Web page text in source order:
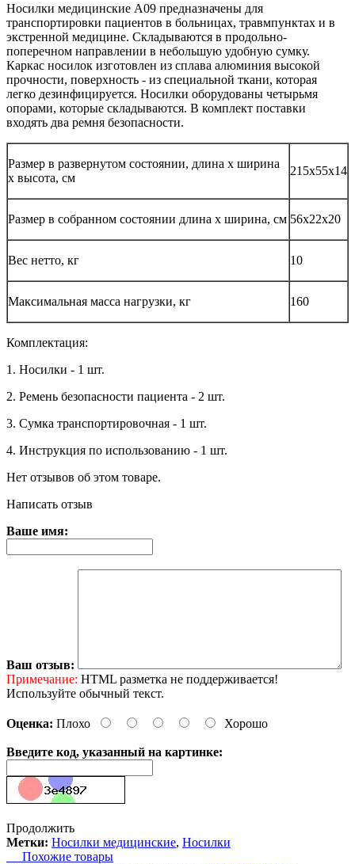
Носилки медицинские A09 предназначены для
транспортировки пациентов в больницах, травмпунктах и в
экстренной медицине. Складываются в продольно-
поперечном направлении в небольшую удобную сумку.
Каркас носилок изготовлен из сплава алюминия высокой
прочности, поверхность - из специальной ткани, которая
легко дезинфицируется. Носилки оборудованы четырьмя
опорами, которые складываются. В комплект поставки
входять два ремня безопасности.
Размер в развернутом состоянии, длина х ширина
х высота, см
215х55х14
Размер в собранном состоянии длина х ширина, см 56х22х20
Вес нетто, кг 10
Максимальная масса нагрузки, кг 160
Комплектация:
1. Носилки - 1 шт.
2. Ремень безопасности пациента - 2 шт.
3. Сумка транспортировочная - 1 шт.
4. Инструкция по использованию - 1 шт.
Нет отзывов об этом товаре.
Написать отзыв
Ваше имя:
Ваш отзыв:
Примечание: HTML разметка не поддерживается!
Используйте обычный текст.
Оценка: Плохо Хорошо
Введите код, указанный на картинке:
Продолжить
Метки: Носилки медицинские, Носилки
Похожие товары